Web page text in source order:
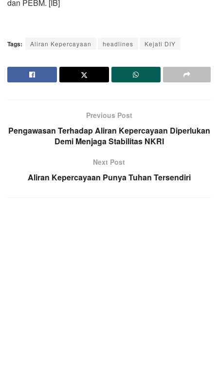
dan PEBM. [IB]
Tags: Aliran Kepercayaan headlines Kejati DIY
Previous Post
Pengawasan Terhadap Aliran Kepercayaan Diperlukan
Demi Menjaga Stabilitas NKRI
Next Post
Aliran Kepercayaan Punya Tuhan Tersendiri